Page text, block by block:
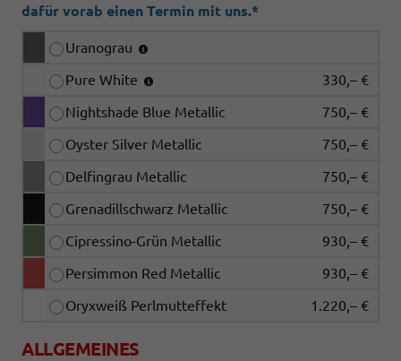
dafür vorab einen Termin mit uns.*
Uranograu
Pure White
330,– €
Nightshade Blue Metallic
750,– €
Oyster Silver Metallic
750,– €
Delfingrau Metallic
750,– €
Grenadillschwarz Metallic
750,– €
Cipressino-Grün Metallic
930,– €
Persimmon Red Metallic
930,– €
Oryxweiß Perlmutteffekt
1.220,– €
ALLGEMEINES